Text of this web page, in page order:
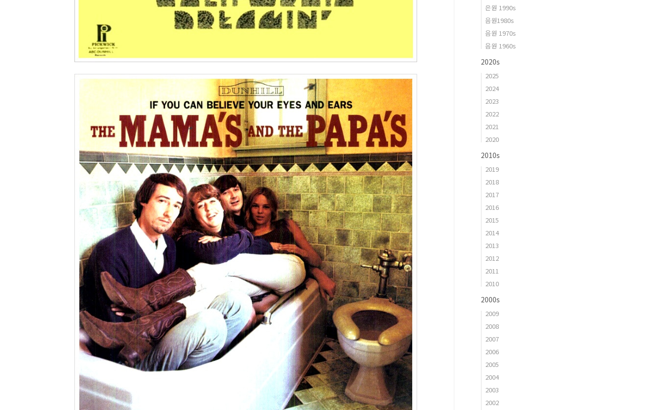
은원 1990s
음원1980s
음원 1970s
음원 1960s
2020s
2025
2024
2023
2022
2021
2020
2010s
2019
2018
2017
2016
2015
2014
2013
2012
2011
2010
2000s
2009
2008
2007
2006
2005
2004
2003
2002